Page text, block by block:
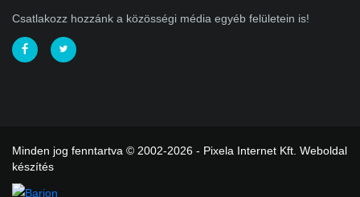
Csatlakozz hozzánk a közösségi média egyéb felületein is!
Minden jog fenntartva © 2002-2026 - Pixela Internet Kft. Weboldal
készítés